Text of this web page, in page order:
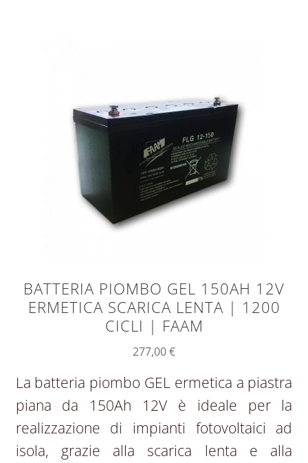
BATTERIA PIOMBO GEL 150AH 12V
ERMETICA SCARICA LENTA | 1200
CICLI | FAAM
277,00€
La batteria piombo GEL ermetica a piastra
piana da 150Ah 12V è ideale per la
realizzazione di impianti fotovoltaici ad
isola, grazie alla scarica lenta e alla